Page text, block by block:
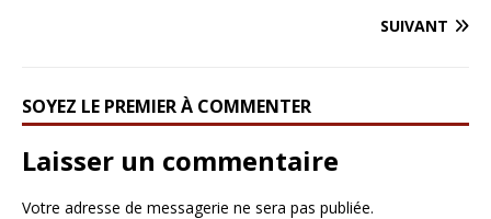
SUIVANT
SOYEZ LE PREMIER À COMMENTER
Laisser un commentaire
Votre adresse de messagerie ne sera pas publiée.